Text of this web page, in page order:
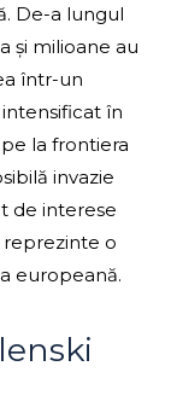
De-a lungul
și milioane au
într-un
în
la frontiera
invazie
de interese
o
europeană.